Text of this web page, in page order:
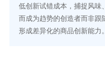
低创新试错成本，捕捉风味
而成为趋势的创造者而非跟
形成差异化的商品创新能力。